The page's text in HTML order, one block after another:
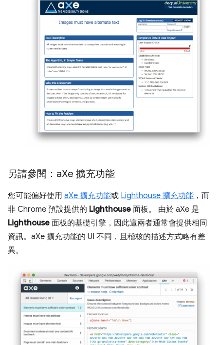
另請參閱：aXe 擴充功能
您可能偏好使用 aXe 擴充功能或 Lighthouse 擴充功能 ，而
非 Chrome 預設提供的 Lighthouse 面板。 由於 aXe 是
Lighthouse 面板的基礎引擎，因此這兩者通常會提供相同
資訊。aXe 擴充功能的 UI 不同，且稽核的描述方式略有差
異。